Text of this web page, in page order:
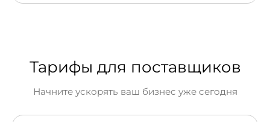
Тарифы для поставщиков
Начните ускорять ваш бизнес уже сегодня